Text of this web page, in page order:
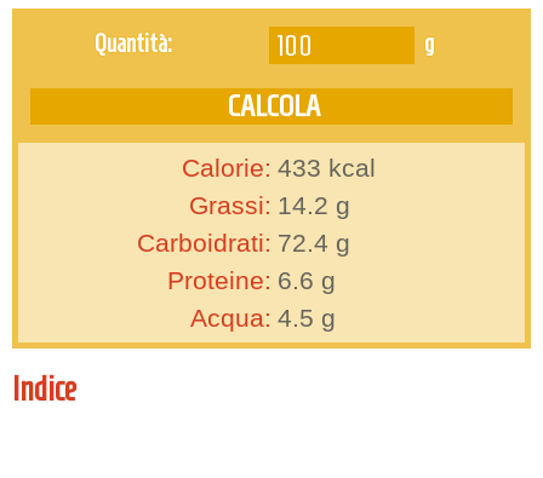
Quantità: g
Calorie: 433 kcal
Grassi: 14.2 g
Carboidrati: 72.4 g
Proteine: 6.6 g
Acqua: 4.5 g
Indice